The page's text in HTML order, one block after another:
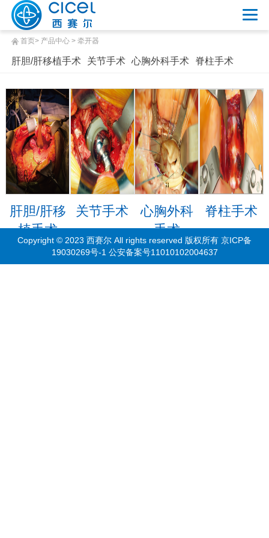
首页> 产品中心 > 牵开器
肝胆/肝移植手术 关节手术 心胸外科手术 脊柱手术
肝胆/肝移
植手术
关节手术
心胸外科
手术
脊柱手术
Copyright © 2023 西赛尔 All rights reserved 版权所有 京ICP备
19030269号-1公安备案号11010102004637